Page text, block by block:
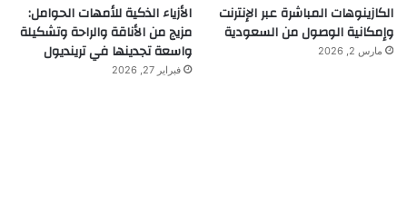
الكازينوهات المباشرة عبر الإنترنت
وإمكانية الوصول من السعودية
مارس 2, 2026
الأزياء الذكية للأمهات الحوامل:
مزيج من الأناقة والراحة وتشكيلة
واسعة تجدينها في ترينديول
فبراير 27, 2026